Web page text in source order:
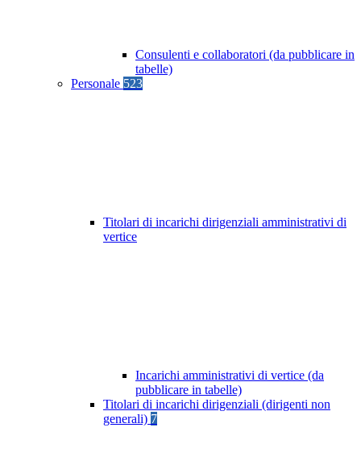
Consulenti e collaboratori (da pubblicare in
tabelle)
Personale 523
Titolari di incarichi dirigenziali amministrativi di
vertice
Incarichi amministrativi di vertice (da
pubblicare in tabelle)
Titolari di incarichi dirigenziali (dirigenti non
generali) 7